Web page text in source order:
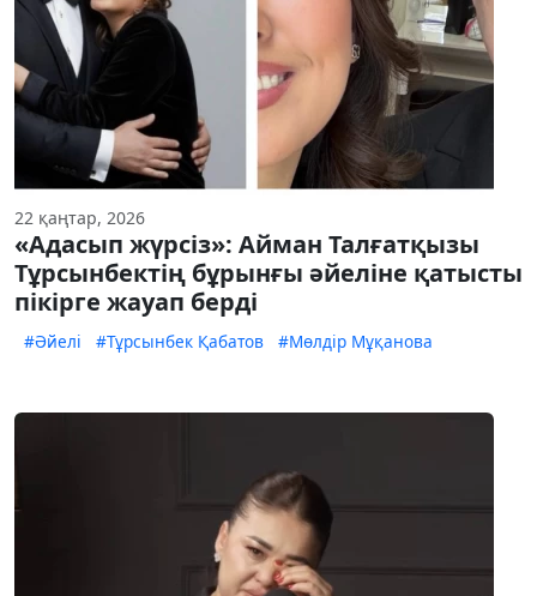
22 қаңтар, 2026
«Адасып жүрсіз»: Айман Талғатқызы
Тұрсынбектің бұрынғы әйеліне қатысты
пікірге жауап берді
#Әйелі #Тұрсынбек Қабатов #Мөлдір Мұқанова